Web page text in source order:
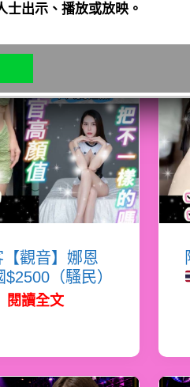
【觀音】娜恩
$2500（騷民）
閱讀全文
士出示、播放或放映。